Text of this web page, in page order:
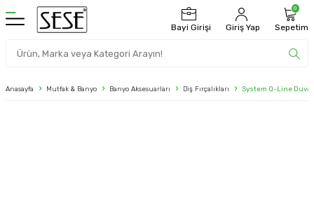
Bayi Girişi Giriş Yap
0
Sepetim
Anasayfa Mutfak & Banyo Banyo Aksesuarları Diş Fırçalıkları System Q-Line